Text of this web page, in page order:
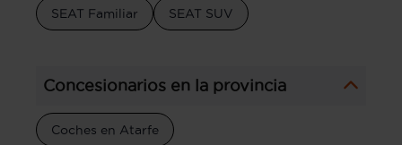
SEAT Familiar SEAT SUV
Concesionarios en la provincia
Coches en Atarfe